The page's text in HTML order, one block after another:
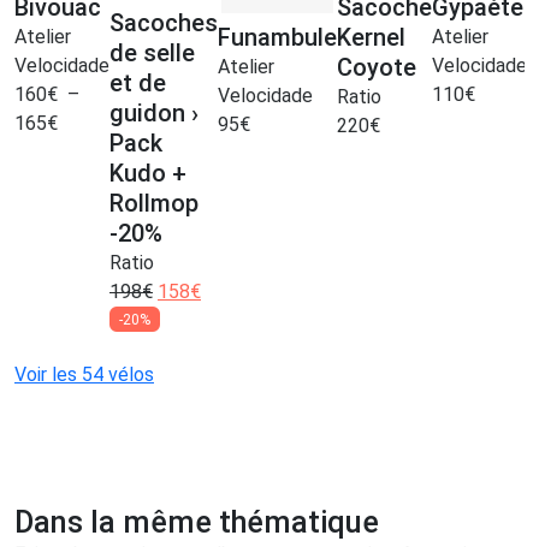
Bivouac
Atelier
Velocidade
160€ –
165€
Sacoches
de selle
et de
guidon ›
Pack
Kudo +
Rollmop
-20%
Ratio
198€ 158€
-20%
Funambule
Atelier
Velocidade
95€
Sacoche
Kernel
Coyote
Ratio
220€
Gypaète
Atelier
Velocidade
110€
Voir les 54 vélos
Dans la même thématique